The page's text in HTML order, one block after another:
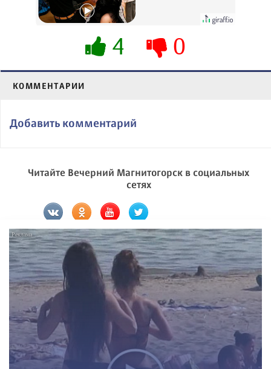
4 0
КОММЕНТАРИИ
Добавить комментарий
Читайте Вечерний Магнитогорск в социальных
сетях